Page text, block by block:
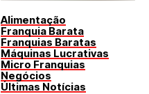
Alimentação
Franquia Barata
Franquias Baratas
Máquinas Lucrativas
Micro Franquias
Negócios
Últimas Notícias